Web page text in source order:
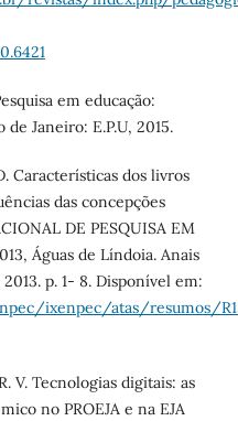
em educação:
Janeiro: E.P.U, 2015.
Características dos livros
das concepções
DE PESQUISA EM
Águas de Líndoia. Anais
p. 1- 8. Disponível em:
ixenpec/atas/resumos/
V. Tecnologias digitais: as
no PROEJA e na EJA